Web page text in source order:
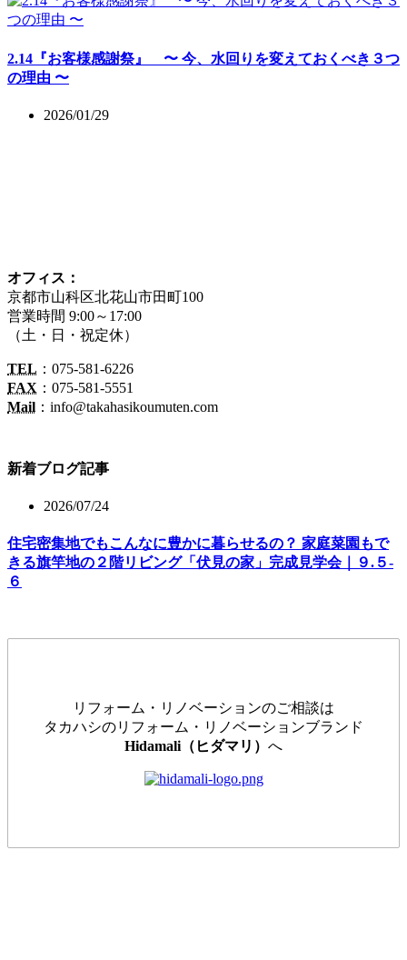
2.14『お客様感謝祭』 〜 今、水回りを変えておくべき３つ
の理由 〜
2026/01/29
オフィス：
京都市山科区北花山市田町100
営業時間 9:00～17:00
（土・日・祝定休）
TEL ：075-581-6226
FAX ：075-581-5551
Mail ：info@takahasikoumuten.com
新着ブログ記事
2026/07/24
住宅密集地でもこんなに豊かに暮らせるの？ 家庭菜園もで
きる旗竿地の２階リビング「伏見の家」完成見学会｜９.５-
６
リフォーム・リノベーションのご相談は
タカハシのリフォーム・リノベーションブランド
Hidamali（ヒダマリ） へ